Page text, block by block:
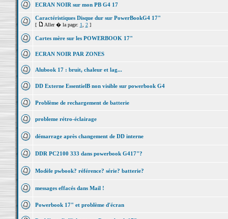
ECRAN NOIR sur mon PB G4 17
Caractéristiques Disque dur sur PowerBookG4 17"
[ Aller � la page: 1 2]
Cartes mère sur les POWERBOOK 17"
ECRAN NOIR PAR ZONES
Alubook 17 : bruit, chaleur et lag...
DD Externe EssentielB non visible sur powerbook G4
Problème de rechargement de batterie
probleme rétro-éclairage
démarrage après changement de DD interne
DDR PC2100 333 dans powerbook G417"?
Modèle pwbook? référence? série? batterie?
messages effacés dans Mail !
Powerbook 17" et problème d'écran